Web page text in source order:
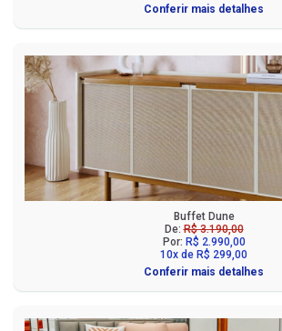
Conferir mais detalhes
Buffet Dune
De:R$ 3.190,00
Por: R$ 2.990,00
10x de R$ 299,00
Conferir mais detalhes